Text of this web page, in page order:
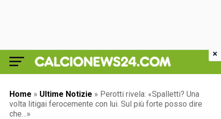
Home » Ultime Notizie » Perotti rivela: «Spalletti? Una
volta litigai ferocemente con lui. Sul più forte posso dire
che…»
×